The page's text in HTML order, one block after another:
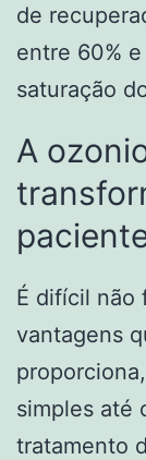
de
entre 60%
saturação
A
É difícil não
vantagens
simples até
tratamento